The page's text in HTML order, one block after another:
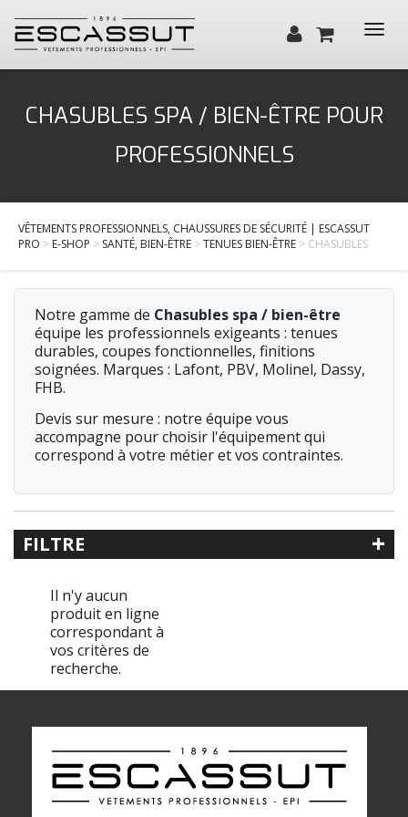
Santé, Bien-être
Cuisine, Hôtellerie, Restauration
Services
Contact
CHASUBLES SPA / BIEN-ÊTRE POUR
PROFESSIONNELS
VÊTEMENTS PROFESSIONNELS, CHAUSSURES DE SÉCURITÉ | ESCASSUT
PRO > E-SHOP > SANTÉ, BIEN-ÊTRE >TENUES BIEN-ÊTRE > CHASUBLES
Notre gamme de Chasubles spa / bien-être
équipe les professionnels exigeants : tenues
durables, coupes fonctionnelles, finitions
soignées. Marques : Lafont, PBV, Molinel, Dassy,
FHB.
Devis sur mesure : notre équipe vous
accompagne pour choisir l'équipement qui
correspond à votre métier et vos contraintes.
FILTRE +
Recherche libre
Référence
Catégorie
< Tenues bien-être
Chasubles
Il n'y aucun
produit en ligne
correspondant à
vos critères de
recherche.